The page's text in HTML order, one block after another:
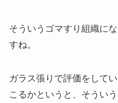
そういうゴマすり組織に
すね。
ガラス張りで評価をして
こるかというと、そうい